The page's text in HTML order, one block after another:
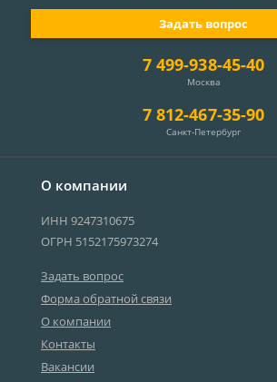
О компании
ИНН 9247310675
ОГРН 5152175973274
Задать вопрос
Форма обратной связи
О компании
Контакты
Вакансии
7 499-938-45-40
Москва
7 812-467-35-90
Санкт-Петербург
Задать вопрос